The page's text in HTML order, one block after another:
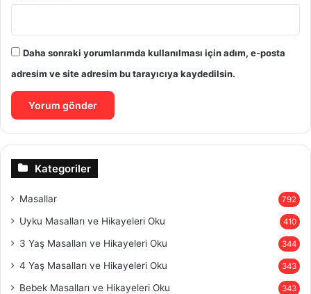
Daha sonraki yorumlarımda kullanılması için adım, e-posta
adresim ve site adresim bu tarayıcıya kaydedilsin.
Kategoriler
Masallar 792
Uyku Masalları ve Hikayeleri Oku 410
3 Yaş Masalları ve Hikayeleri Oku 344
4 Yaş Masalları ve Hikayeleri Oku 343
Bebek Masalları ve Hikayeleri Oku 343